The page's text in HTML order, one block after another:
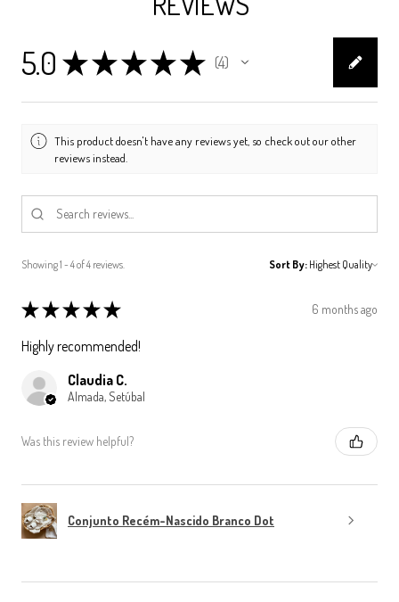
5.0 ★★★★★ 4
4
This product doesn't have any reviews yet, so check out our other
reviews instead.
Showing 1 - 4 of 4 reviews. Sort By:
★★★★★ 6 months ago
Highly recommended!
Claudia C.
Almada, Setúbal
Was this review helpful?
Conjunto Recém-Nascido Branco Dot